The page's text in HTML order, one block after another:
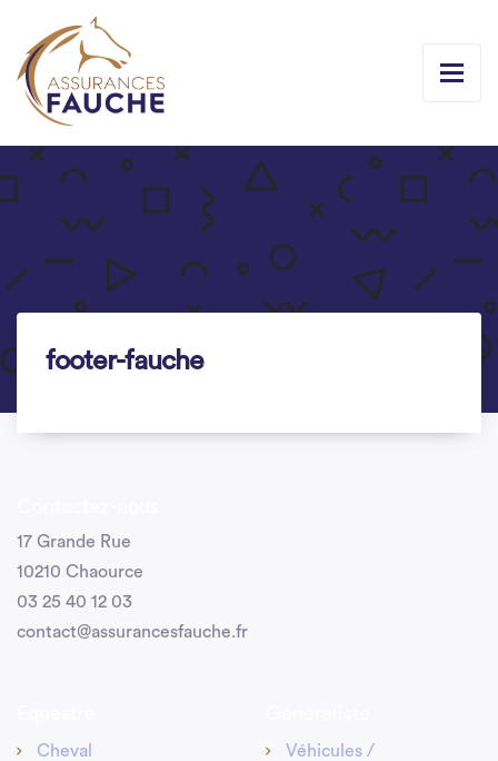
footer-fauche
17 Grande Rue
10210 Chaource
03 25 40 12 03
contact@assurancesfauche.fr
Cheval
Véhicules /